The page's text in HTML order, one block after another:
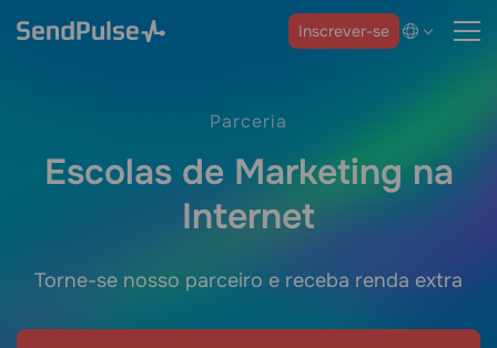
Inscrever-se
Parceria
Escolas de Marketing na
Internet
Torne-se nosso parceiro e receba renda extra